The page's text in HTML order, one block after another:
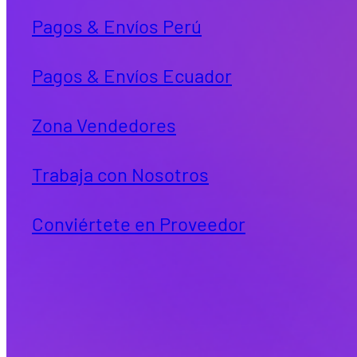
Pagos & Envíos Perú
Pagos & Envíos Ecuador
Zona Vendedores
Trabaja con Nosotros
Conviértete en Proveedor